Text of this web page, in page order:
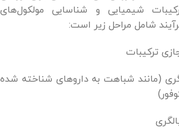
شیمیایی و شناسایی مولکول‌های
شامل مراحل زیر است:
ترکیبات
(مانند شباهت به داروهای شناخته شده